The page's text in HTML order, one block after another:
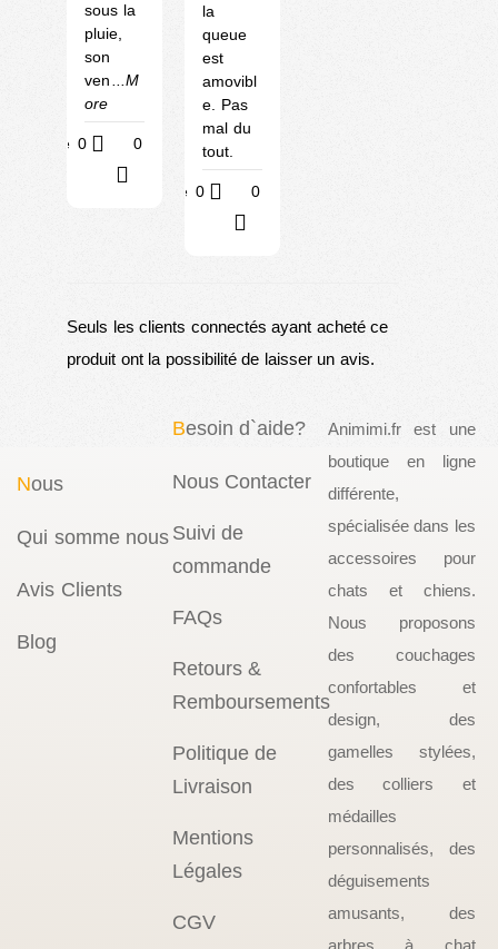
sous la
pluie,
son
ven...M
ore
Utile 0 0
la
queue
est
amovibl
e. Pas
mal du
tout.
Utile 0 0
Seuls les clients connectés ayant acheté ce
produit ont la possibilité de laisser un avis.
Nous
Qui somme nous
Avis Clients
Blog
Besoin d`aide?
Nous Contacter
Suivi de
commande
FAQs
Retours &
Remboursements
Politique de
Livraison
Mentions
Légales
CGV
Animimi.fr est une
boutique en ligne
différente,
spécialisée dans les
accessoires pour
chats et chiens.
Nous proposons
des couchages
confortables et
design, des
gamelles stylées,
des colliers et
médailles
personnalisés, des
déguisements
amusants, des